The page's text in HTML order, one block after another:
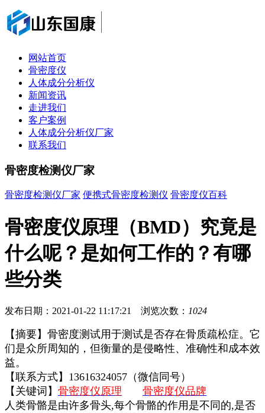
网站首页
骨密度仪
人体成分分析仪
新闻资讯
走进我们
客户案例
人体成分分析仪厂家
联系我们
骨密度检测仪厂家
骨密度检测仪厂家 便携式骨密度检测仪 骨密度仪百科
骨密度仪原理（BMD）究竟是
什么呢？是如何工作的？有哪
些分类
发布日期：2021-01-22 11:17:21 浏览次数： 1024
【摘要】骨密度测试用于测试是否存在骨质疏松症。它
们是众所周知的，但衡量的是侵略性、准确性和成本效
益。
【联系方式】13616324057（微信同号）
【关键词】 骨密度仪原理
骨密度仪品牌
人类骨骼是由许多骨头,每个骨骼的作用是不同的,是否